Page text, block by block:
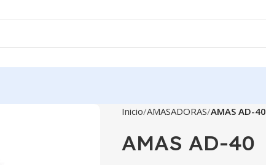
Inicio AMASADORAS AMAS AD-40
AMAS AD-40